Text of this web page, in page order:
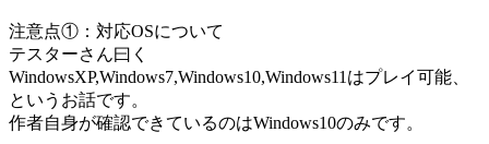
注意点①：対応OSについて
テスターさん曰く
WindowsXP,Windows7,Windows10,Windows11はプレイ可能、
というお話です。
作者自身が確認できているのはWindows10のみです。